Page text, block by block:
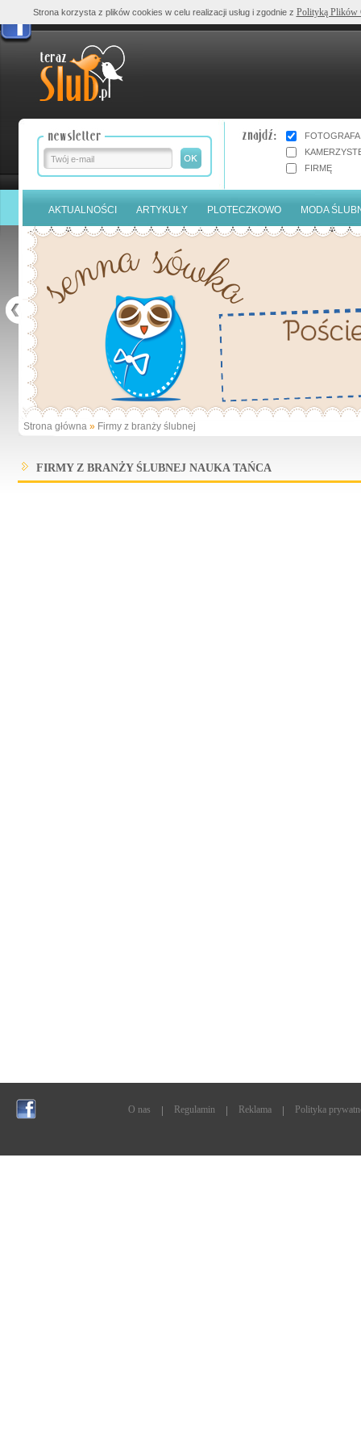
FOTOGRAFA
FIRMĘ
AKTUALNOŚCI ARTYKUŁY PLOTECZKOWO MODA
Strona główna » Firmy z branży ślubnej
FIRMY Z BRANŻY ŚLUBNEJ NAUKA TAŃCA
O nas Regulamin Reklama Polityka
Strona korzysta z plików cookies w celu realizacji usług i zgodnie z Polityką Plików